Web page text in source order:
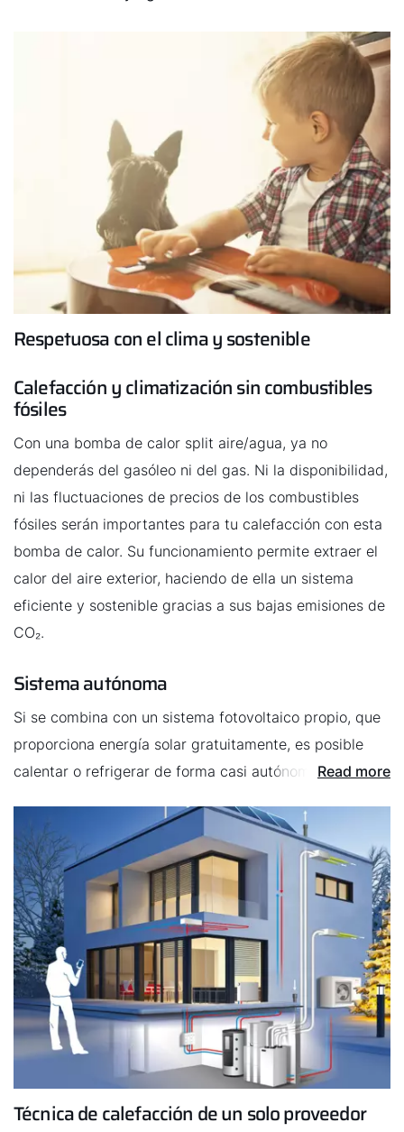
Respetuosa con el clima y sostenible
Calefacción y climatización sin combustibles
fósiles
Con una bomba de calor split aire/agua, ya no
dependerás del gasóleo ni del gas. Ni la disponibilidad,
ni las fluctuaciones de precios de los combustibles
fósiles serán importantes para tu calefacción con esta
bomba de calor. Su funcionamiento permite extraer el
calor del aire exterior, haciendo de ella un sistema
eficiente y sostenible gracias a sus bajas emisiones de
CO₂.
Sistema autónoma
Si se combina con un sistema fotovoltaico propio, que
proporciona energía solar gratuitamente, es posible
calentar o refrigerar de forma casi autónoma. El
que la bomba de calor WOLF BWL-1S(B) funcione sin
costes.
Read more
Técnica de calefacción de un solo proveedor
Línea de atención al cliente
Encontrar a tu experto
Links importantes
Carrera profesional
Sustentabilidad